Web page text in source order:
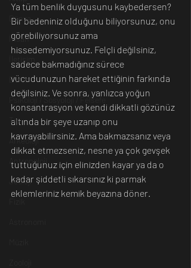
Dünya
İnsan
İletişim
Evren
Psikoloji / Sosyoloji / Felsefe
Tıp
Arkeoloji
Antropoloji
Jeoloji
Ya tüm benlik duygusunu kaybedersen?
Bir bedeniniz olduğunu biliyorsunuz, onu
görebiliyorsunuz ama
hissedemiyorsunuz. Felçli değilsiniz,
sadece bakmadığınız sürece
vücudunuzun hareket ettiğinin farkında
değilsiniz. Ve sonra, yanlızca yoğun
konsantrasyon ve kendi dikkatli gözünüz
altında bir şeye uzanıp onu
kavrayabilirsiniz. Ama bakmazsanız veya
dikkat etmezseniz, nesne ya çok gevşek
tuttuğunuz için elinizden kayar ya da o
kadar şiddetli sıkarsınız ki parmak
eklemleriniz kemik beyazına döner.